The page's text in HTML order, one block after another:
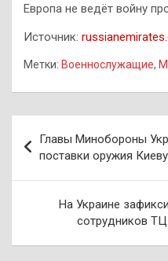
Европа не ведёт войну
Источник:
Метки: Военнослужащие,
по
записям
Главы Минобороны
поставки оружия Киеву
На Украине
сотрудников